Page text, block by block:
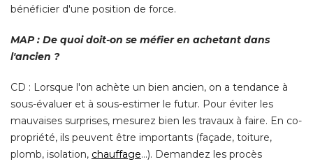
bénéficier d'une position de force.
MAP : De quoi doit-on se méfier en achetant dans
l'ancien ?
CD : Lorsque l'on achète un bien ancien, on a tendance à
sous-évaluer et à sous-estimer le futur. Pour éviter les
mauvaises surprises, mesurez bien les travaux à faire. En co-
propriété, ils peuvent être importants (façade, toiture,
plomb, isolation, chauffage…). Demandez les procès